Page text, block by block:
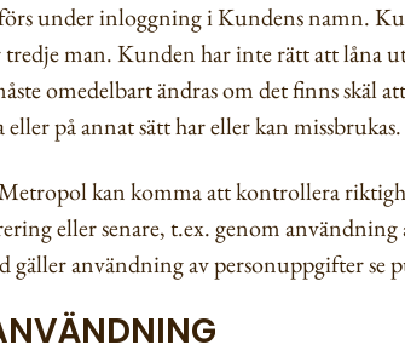
under inloggning i Kundens namn.
man. Kunden har inte rätt att låna
omedelbart ändras om det finns skäl
på annat sätt har eller kan missbrukas.
kan komma att kontrollera
eller senare, t.ex. genom användning
gäller användning av personuppgifter se